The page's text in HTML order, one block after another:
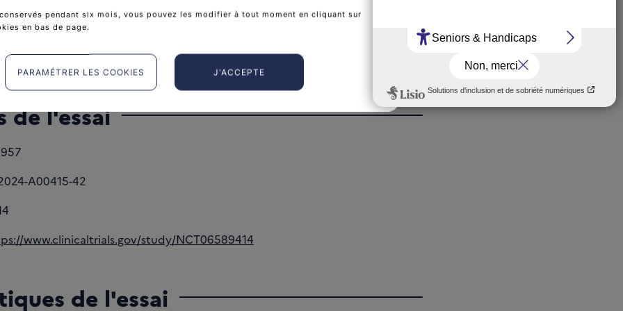
à 18 ans.
de l'essai
A00415-42
www.clinicaltrials.gov/study/NCT06589414
de l'essai
pendant six mois, vous pouvez les modifier à tout moment en cliquant sur
en bas de page.
J'ACCEPTE
PARAMÉTRER LES COOKIES